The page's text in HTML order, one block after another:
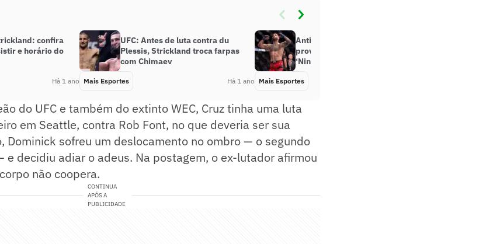
confira
e horário do
Há 1 ano
UFC: Antes de luta contra du
Plessis, Strickland troca farpas
com Chimaev
Mais Esportes Há 1 ano
Antigos rivais no UFC, Ilia Topuria
provoca Alexander Volkanovski:
‘Ninguém merece’
Mais Esportes
do UFC e também do extinto WEC, Cruz tinha uma luta
em Seattle, contra Rob Font, no que deveria ser sua
Dominick sofreu um deslocamento no ombro — o segundo
e decidiu adiar o adeus. Na postagem, o ex-lutador afirmou
não coopera.
CONTINUA
APÓS A
PUBLICIDADE